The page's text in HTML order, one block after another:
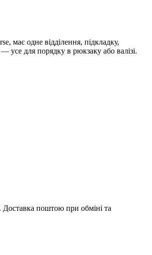
має одне відділення, підкладку,
усе для порядку в рюкзаку або валізі.
Доставка поштою при обміні та